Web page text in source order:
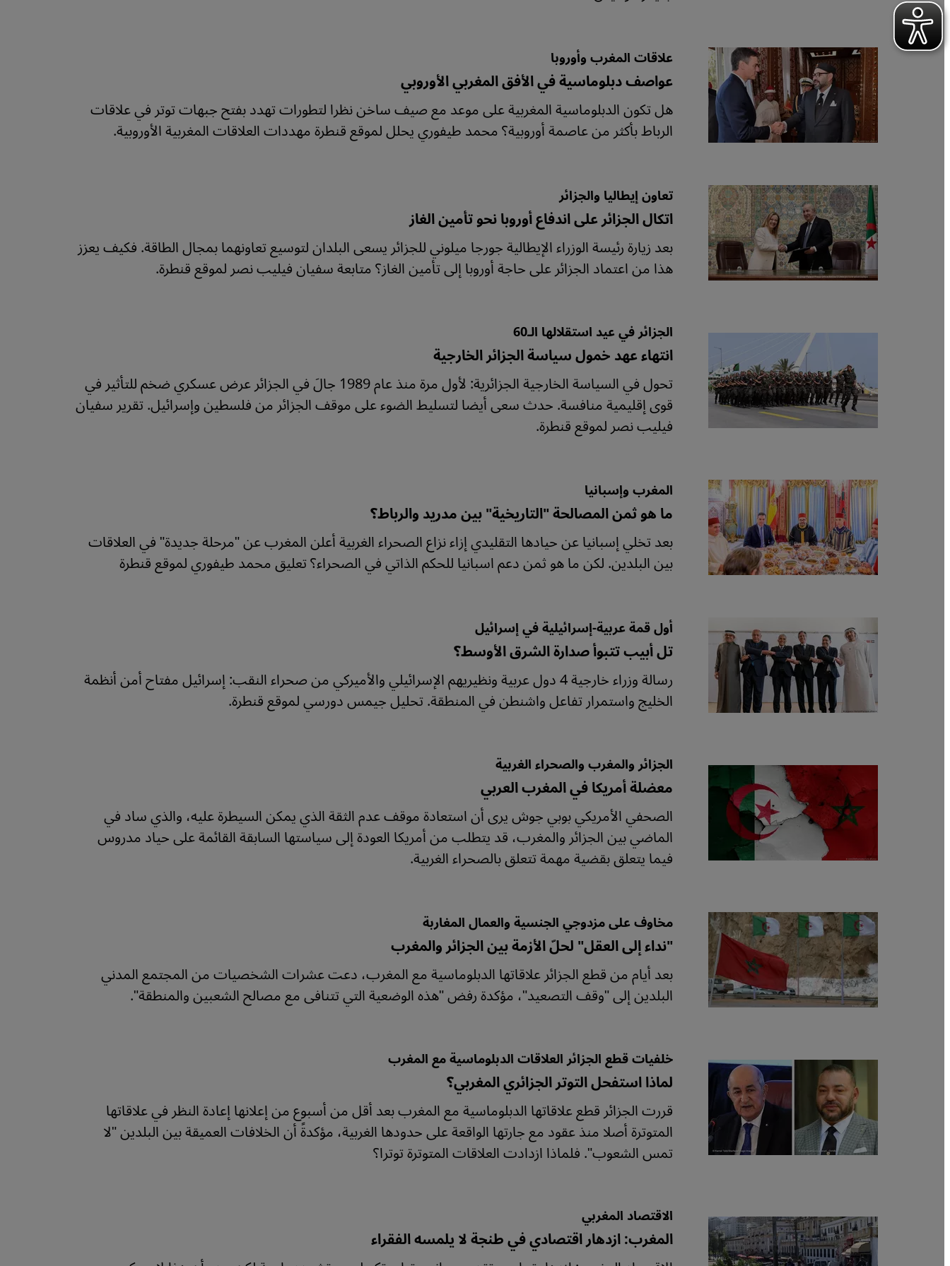
علاقات المغرب وأوروبا
عواصف دبلوماسية في الأفق المغربي الأوروبي
هل تكون الدبلوماسية المغربية على موعد مع صيف ساخن نظرا لتطورات تهدد بفتح جبهات توتر في علاقات
الرباط بأكثر من عاصمة أوروبية؟ محمد طيفوري يحلل لموقع قنطرة مهددات العلاقات المغربية الأوروبية.
تعاون إيطاليا والجزائر
اتكال الجزائر على اندفاع أوروبا نحو تأمين الغاز
بعد زيارة رئيسة الوزراء الإيطالية جورجا ميلوني للجزائر يسعى البلدان لتوسيع تعاونهما بمجال الطاقة. فكيف يعزز
هذا من اعتماد الجزائر على حاجة أوروبا إلى تأمين الغاز؟ متابعة سفيان فيليب نصر لموقع قنطرة.
الجزائر في عيد استقلالها الـ60
انتهاء عهد خمول سياسة الجزائر الخارجية
تحول في السياسة الخارجية الجزائرية: لأول مرة منذ عام 1989 جالَ في الجزائر عرض عسكري ضخم للتأثير في
قوى إقليمية منافسة. حدث سعى أيضا لتسليط الضوء على موقف الجزائر من فلسطين وإسرائيل. تقرير سفيان
فيليب نصر لموقع قنطرة.
المغرب وإسبانيا
ما هو ثمن المصالحة "التاريخية" بين مدريد والرباط؟
بعد تخلي إسبانيا عن حيادها التقليدي إزاء نزاع الصحراء الغربية أعلن المغرب عن "مرحلة جديدة" في العلاقات
بين البلدين. لكن ما هو ثمن دعم اسبانيا للحكم الذاتي في الصحراء؟ تعليق محمد طيفوري لموقع قنطرة
أول قمة عربية-إسرائيلية في إسرائيل
تل أبيب تتبوأ صدارة الشرق الأوسط؟
رسالة وزراء خارجية 4 دول عربية ونظيريهم الإسرائيلي والأميركي من صحراء النقب: إسرائيل مفتاح أمن أنظمة
الخليج واستمرار تفاعل واشنطن في المنطقة. تحليل جيمس دورسي لموقع قنطرة.
الجزائر والمغرب والصحراء الغربية
معضلة أمريكا في المغرب العربي
الصحفي الأمريكي بوبي جوش يرى أن استعادة موقف عدم الثقة الذي يمكن السيطرة عليه، والذي ساد في
الماضي بين الجزائر والمغرب، قد يتطلب من أمريكا العودة إلى سياستها السابقة القائمة على حياد مدروس
فيما يتعلق بقضية مهمة تتعلق بالصحراء الغربية.
مخاوف على مزدوجي الجنسية والعمال المغاربة
"نداء إلى العقل" لحلّ الأزمة بين الجزائر والمغرب
بعد أيام من قطع الجزائر علاقاتها الدبلوماسية مع المغرب، دعت عشرات الشخصيات من المجتمع المدني
البلدين إلى "وقف التصعيد"، مؤكدة رفض "هذه الوضعية التي تتنافى مع مصالح الشعبين والمنطقة".
خلفيات قطع الجزائر العلاقات الدبلوماسية مع المغرب
لماذا استفحل التوتر الجزائري المغربي؟
قررت الجزائر قطع علاقاتها الدبلوماسية مع المغرب بعد أقل من أسبوع من إعلانها إعادة النظر في علاقاتها
المتوترة أصلا منذ عقود مع جارتها الواقعة على حدودها الغربية، مؤكدةً أن الخلافات العميقة بين البلدين "لا
تمس الشعوب". فلماذا ازدادت العلاقات المتوترة توترا؟
الاقتصاد المغربي
المغرب: ازدهار اقتصادي في طنجة لا يلمسه الفقراء